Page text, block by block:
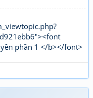
phần 1 </b></font>
color="red">
b></font></a></td>